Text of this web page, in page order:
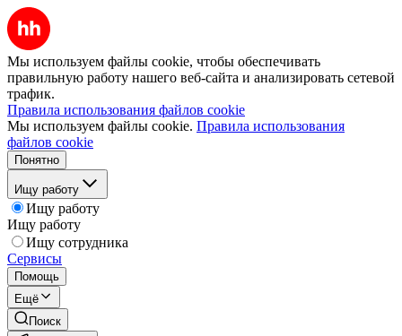
Мы используем файлы cookie, чтобы обеспечивать
правильную работу нашего веб-сайта и анализировать сетевой
трафик.
Правила использования файлов cookie
Мы используем файлы cookie. Правила использования
файлов cookie
Понятно
Ищу работу
Ищу работу
Ищу работу
Ищу сотрудника
Сервисы
Помощь
Ещё
Поиск